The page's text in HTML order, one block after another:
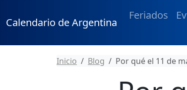
Calendario de Argentina
Feriados
Inicio Blog Por qué el 11 de